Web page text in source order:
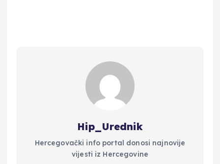
Hip_Urednik
Hercegovački info portal donosi najnovije
vijesti iz Hercegovine